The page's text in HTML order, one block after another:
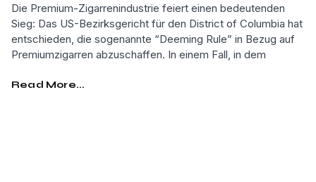
Die Premium-Zigarrenindustrie feiert einen bedeutenden
Sieg: Das US-Bezirksgericht für den District of Columbia hat
entschieden, die sogenannte “Deeming Rule” in Bezug auf
Premiumzigarren abzuschaffen. In einem Fall, in dem
Read More...